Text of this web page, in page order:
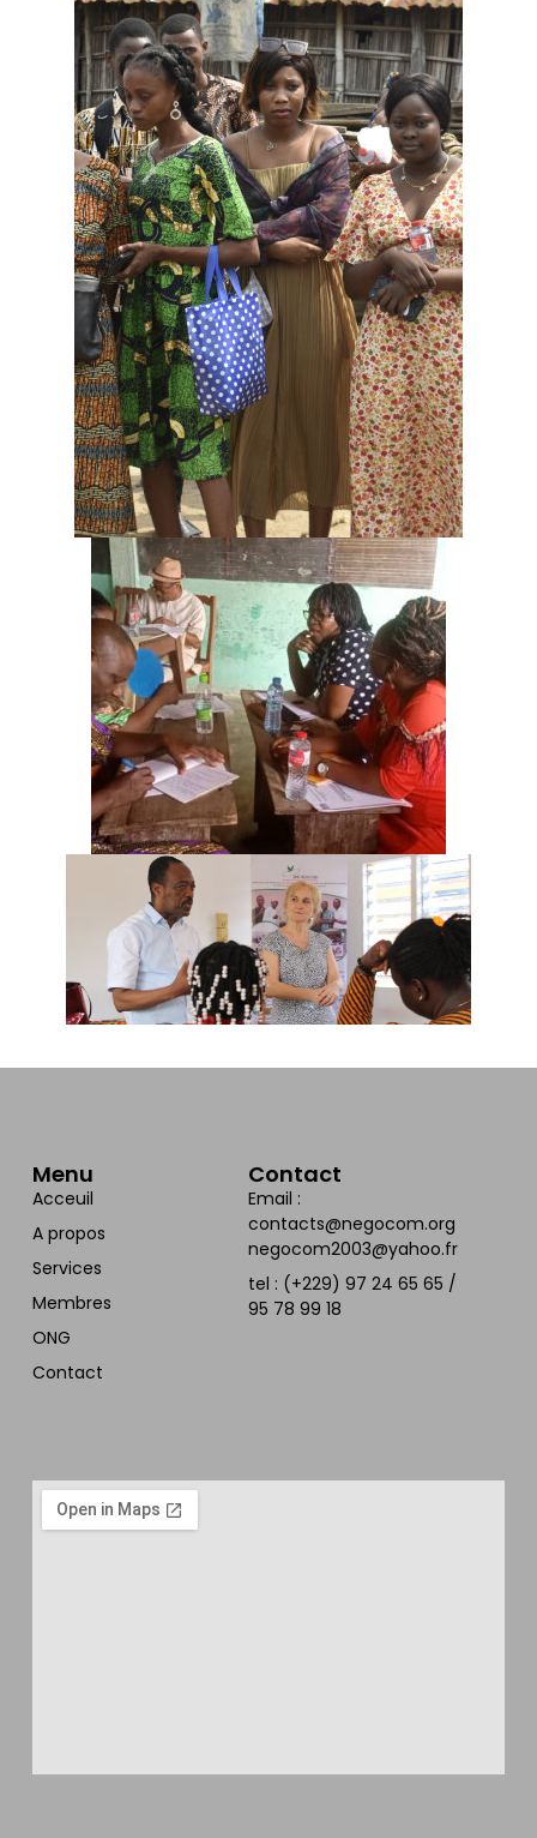
Menu
Acceuil
A propos
Services
Membres
ONG
Contact
Contact
Email :
contacts@negocom.org
negocom2003@yahoo.fr
tel : (+229) 97 24 65 65 /
95 78 99 18